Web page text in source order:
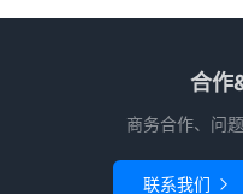
合作
商务合作、问
联系我们 